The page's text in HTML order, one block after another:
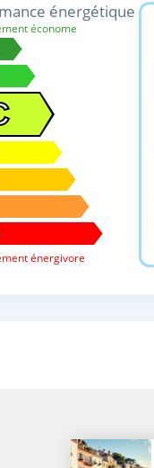
énergétique
économe
énergivore